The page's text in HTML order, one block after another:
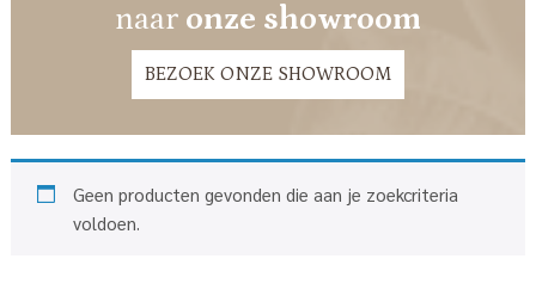
naar onze showroom
BEZOEK ONZE SHOWROOM
Geen producten gevonden die aan je zoekcriteria
voldoen.